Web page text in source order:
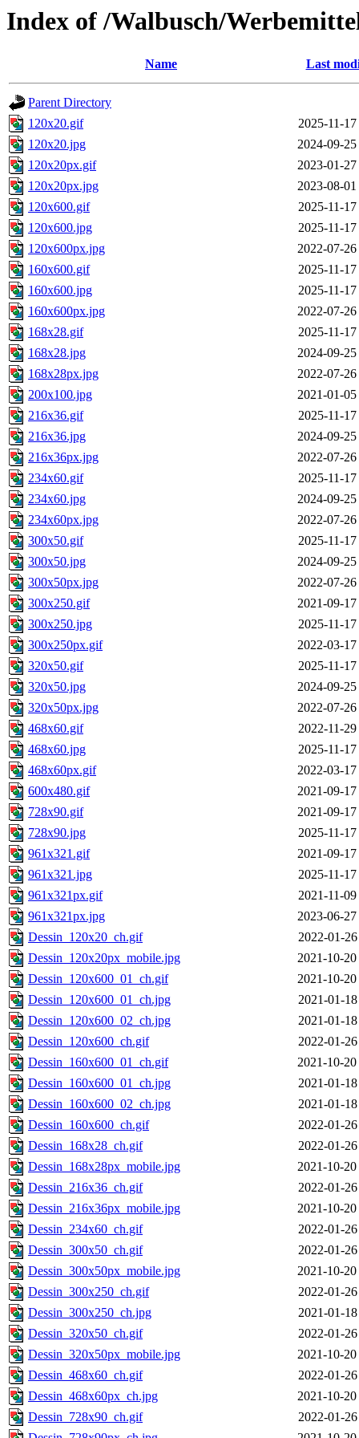
Index of /Walbusch/
Name Last
Parent Directory
120x20.gif
2025-11-
120x20.jpg
2024-09-
120x20px.gif
2023-01-
120x20px.jpg
2023-08-
120x600.gif
2025-11-
120x600.jpg
2025-11-
120x600px.jpg
2022-07-
160x600.gif
2025-11-
160x600.jpg
2025-11-
160x600px.jpg
2022-07-
168x28.gif
2025-11-
168x28.jpg
2024-09-
168x28px.jpg
2022-07-
200x100.jpg
2021-01-
216x36.gif
2025-11-
216x36.jpg
2024-09-
216x36px.jpg
2022-07-
234x60.gif
2025-11-
234x60.jpg
2024-09-
234x60px.jpg
2022-07-
300x50.gif
2025-11-
300x50.jpg
2024-09-
300x50px.jpg
2022-07-
300x250.gif
2021-09-
300x250.jpg
2025-11-
300x250px.gif
2022-03-
320x50.gif
2025-11-
320x50.jpg
2024-09-
320x50px.jpg
2022-07-
468x60.gif
2022-11-
468x60.jpg
2025-11-
468x60px.gif
2022-03-
600x480.gif
2021-09-
728x90.gif
2021-09-
728x90.jpg
2025-11-
961x321.gif
2021-09-
961x321.jpg
2025-11-
961x321px.gif
2021-11-
961x321px.jpg
2023-06-
Dessin_120x20_ch.gif
2022-01-
Dessin_120x20px_mobile.jpg
2021-10-
Dessin_120x600_01_ch.gif
2021-10-
Dessin_120x600_01_ch.jpg
2021-01-
Dessin_120x600_02_ch.jpg
2021-01-
Dessin_120x600_ch.gif
2022-01-
Dessin_160x600_01_ch.gif
2021-10-
Dessin_160x600_01_ch.jpg
2021-01-
Dessin_160x600_02_ch.jpg
2021-01-
Dessin_160x600_ch.gif
2022-01-
Dessin_168x28_ch.gif
2022-01-
Dessin_168x28px_mobile.jpg
2021-10-
Dessin_216x36_ch.gif
2022-01-
Dessin_216x36px_mobile.jpg
2021-10-
Dessin_234x60_ch.gif
2022-01-
Dessin_300x50_ch.gif
2022-01-
Dessin_300x50px_mobile.jpg
2021-10-
Dessin_300x250_ch.gif
2022-01-
Dessin_300x250_ch.jpg
2021-01-
Dessin_320x50_ch.gif
2022-01-
Dessin_320x50px_mobile.jpg
2021-10-
Dessin_468x60_ch.gif
2022-01-
Dessin_468x60px_ch.jpg
2021-10-
Dessin_728x90_ch.gif
2022-01-